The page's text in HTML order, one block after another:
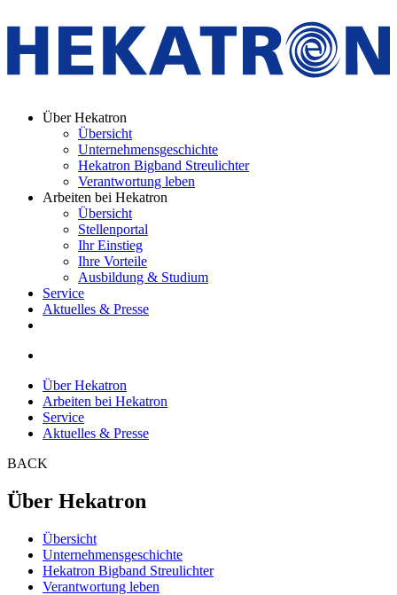
Über Hekatron
Übersicht
Unternehmensgeschichte
Hekatron Bigband Streulichter
Verantwortung leben
Arbeiten bei Hekatron
Übersicht
Stellenportal
Ihr Einstieg
Ihre Vorteile
Ausbildung & Studium
Service
Aktuelles & Presse
Über Hekatron
Arbeiten bei Hekatron
Service
Aktuelles & Presse
BACK
Über Hekatron
Übersicht
Unternehmensgeschichte
Hekatron Bigband Streulichter
Verantwortung leben